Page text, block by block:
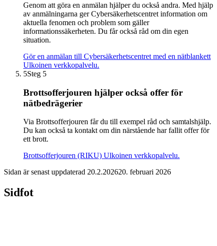
Genom att göra en anmälan hjälper du också andra. Med hjälp
av anmälningarna ger Cybersäkerhetscentret information om
aktuella fenomen och problem som gäller
informationssäkerheten. Du får också råd om din egen
situation.
Gör en anmälan till Cybersäkerhetscentret med en nätblankett
Ulkoinen verkkopalvelu.
5Steg 5
Brottsofferjouren hjälper också offer för
nätbedrägerier
Via Brottsofferjouren får du till exempel råd och samtalshjälp.
Du kan också ta kontakt om din närstående har fallit offer för
ett brott.
Brottsofferjouren (RIKU) Ulkoinen verkkopalvelu.
Sidan är senast uppdaterad 20.2.202620. februari 2026
Sidfot